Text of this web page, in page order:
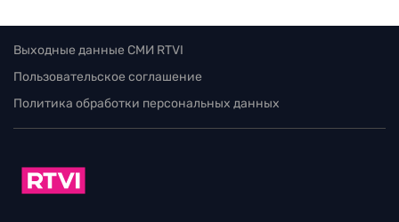
Выходные данные СМИ RTVI
Пользовательское соглашение
Политика обработки персональных данных